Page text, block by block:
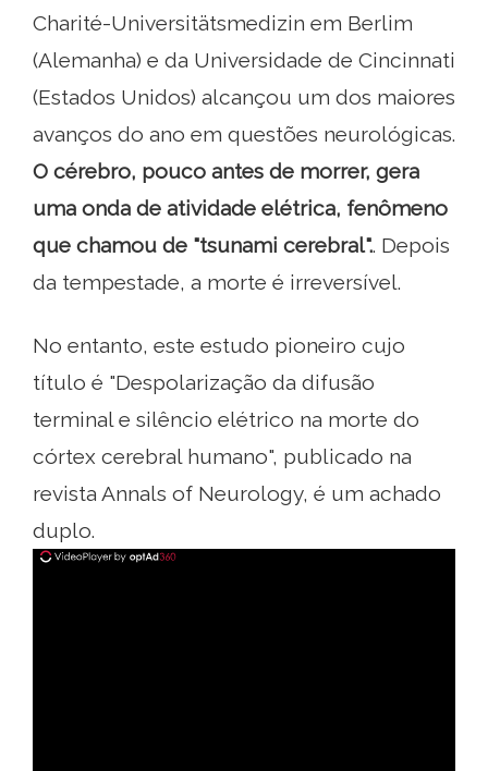
Charité-Universitätsmedizin em Berlim
(Alemanha) e da Universidade de Cincinnati
(Estados Unidos) alcançou um dos maiores
avanços do ano em questões neurológicas.
O cérebro, pouco antes de morrer, gera
uma onda de atividade elétrica, fenômeno
que chamou de "tsunami cerebral".. Depois
da tempestade, a morte é irreversível.
No entanto, este estudo pioneiro cujo
título é "Despolarização da difusão
terminal e silêncio elétrico na morte do
córtex cerebral humano", publicado na
revista Annals of Neurology, é um achado
duplo.